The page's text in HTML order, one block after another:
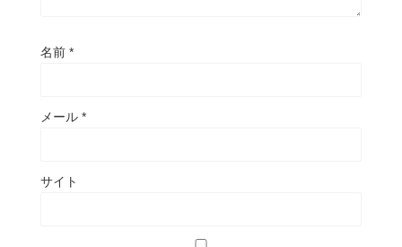
名前 *
メール *
サイト